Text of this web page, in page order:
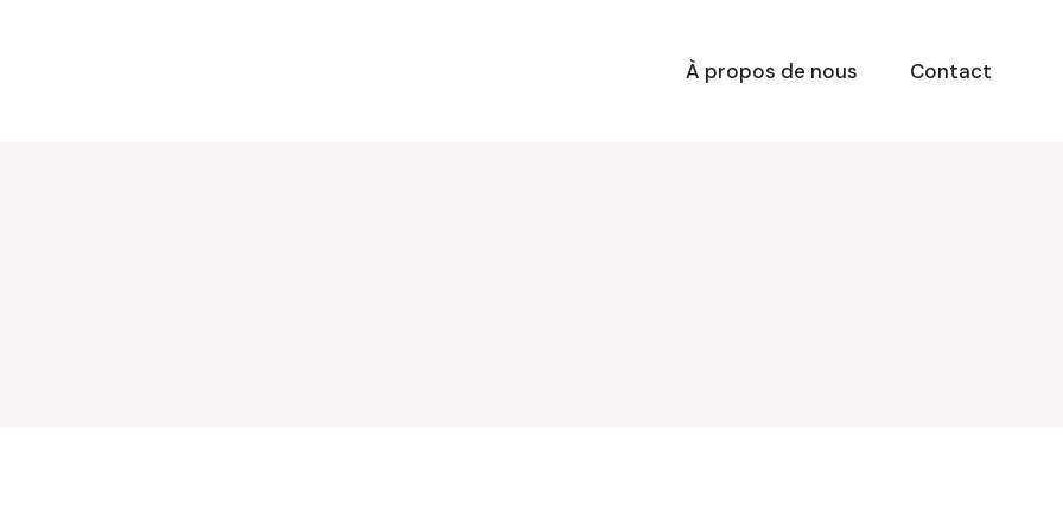
À propos de nous
Contact